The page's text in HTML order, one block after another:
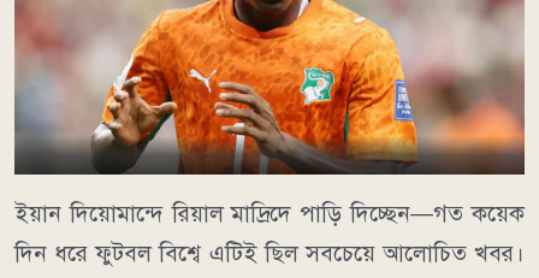
ইয়ান দিয়োমান্দে রিয়াল মাদ্রিদে পাড়ি দিচ্ছেন—গত কয়েক
দিন ধরে ফুটবল বিশ্বে এটিই ছিল সবচেয়ে আলোচিত খবর।